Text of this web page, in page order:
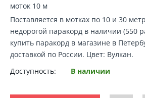
моток 10 м
Поставляется в мотках по 10 и 30
недорогой паракорд в наличии (550
купить паракорд в магазине в
доставкой по России. Цвет: Вулкан.
Доступность:
В наличии